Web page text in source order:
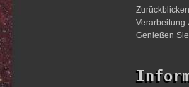
Verarbeitung
Genießen